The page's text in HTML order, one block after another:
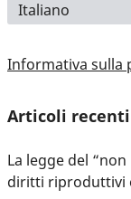
Informativa sulla
Articoli recenti
La legge del
diritti riproduttivi